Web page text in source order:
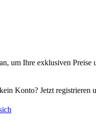
um Ihre exklusiven
Konto? Jetzt registrieren